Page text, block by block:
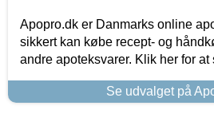
Apopro.dk er Danmarks online
sikkert kan købe recept- og
andre apoteksvarer. Klik her for at
Se udvalget på